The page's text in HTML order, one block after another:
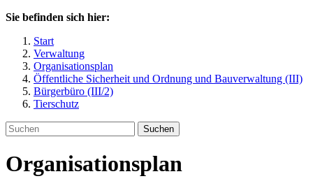
Sie befinden sich hier:
Start
Verwaltung
Organisationsplan
Öffentliche Sicherheit und Ordnung und Bauverwaltung (III)
Bürgerbüro (III/2)
Tierschutz
Suchen
Organisationsplan